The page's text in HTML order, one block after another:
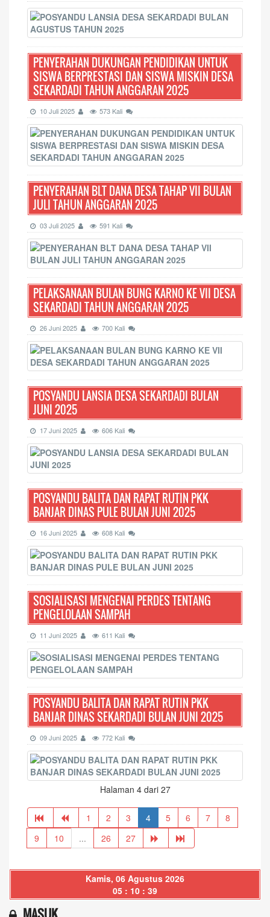
PENYERAHAN DUKUNGAN PENDIDIKAN UNTUK
SISWA BERPRESTASI DAN SISWA MISKIN DESA
SEKARDADI TAHUN ANGGARAN 2025
10 Juli 2025 573 Kali
PENYERAHAN BLT DANA DESA TAHAP VII BULAN
JULI TAHUN ANGGARAN 2025
03 Juli 2025 591 Kali
PELAKSANAAN BULAN BUNG KARNO KE VII DESA
SEKARDADI TAHUN ANGGARAN 2025
26 Juni 2025 700 Kali
POSYANDU LANSIA DESA SEKARDADI BULAN
JUNI 2025
17 Juni 2025 606 Kali
POSYANDU BALITA DAN RAPAT RUTIN PKK
BANJAR DINAS PULE BULAN JUNI 2025
16 Juni 2025 608 Kali
SOSIALISASI MENGENAI PERDES TENTANG
PENGELOLAAN SAMPAH
11 Juni 2025 611 Kali
POSYANDU BALITA DAN RAPAT RUTIN PKK
BANJAR DINAS SEKARDADI BULAN JUNI 2025
09 Juni 2025 772 Kali
Halaman 4 dari 27
1 2 3 4 5 6 7
8
9
10 ... 26 27
Kamis, 06 Agustus 2026
05 : 10 : 39